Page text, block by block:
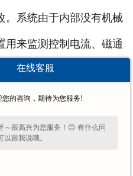
。系统由于内部没有机械
用来监测控制电流、磁通
到大可能的安全性。
从投入使用至今，一直是
业的发展起到积极的作
在线客服
您的咨询，期待为您服务!
～很高兴为您服务！😊 有什么问
以跟我说哦。